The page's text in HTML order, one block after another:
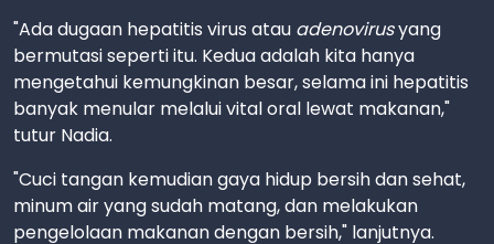
"Ada dugaan hepatitis virus atau adenovirusyang
bermutasi seperti itu. Kedua adalah kita hanya
mengetahui kemungkinan besar, selama ini hepatitis
banyak menular melalui vital oral lewat makanan,"
tutur Nadia.
"Cuci tangan kemudian gaya hidup bersih dan sehat,
minum air yang sudah matang, dan melakukan
pengelolaan makanan dengan bersih," lanjutnya.